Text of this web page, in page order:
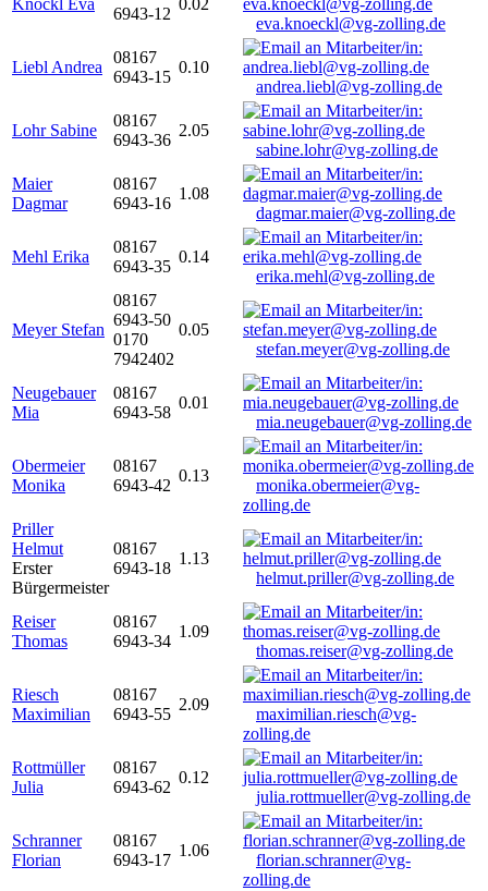
Knöckl Eva
6943-12
0.02
eva.knoeckl@vg-zolling.de
Liebl Andrea
08167
6943-15
0.10
andrea.liebl@vg-zolling.de
Lohr Sabine
08167
6943-36
2.05
sabine.lohr@vg-zolling.de
Maier
Dagmar
08167
6943-16
1.08
dagmar.maier@vg-zolling.de
Mehl Erika
08167
6943-35
0.14
erika.mehl@vg-zolling.de
Meyer Stefan
08167
6943-50
0170
7942402
0.05
stefan.meyer@vg-zolling.de
Neugebauer
Mia
08167
6943-58
0.01
mia.neugebauer@vg-zolling.de
Obermeier
Monika
08167
6943-42
0.13
monika.obermeier@vg-
zolling.de
Priller
Helmut
Erster
Bürgermeister
08167
6943-18
1.13
helmut.priller@vg-zolling.de
Reiser
Thomas
08167
6943-34
1.09
thomas.reiser@vg-zolling.de
Riesch
Maximilian
08167
6943-55
2.09
maximilian.riesch@vg-
zolling.de
Rottmüller
Julia
08167
6943-62
0.12
julia.rottmueller@vg-zolling.de
Schranner
Florian
08167
6943-17
1.06
florian.schranner@vg-
zolling.de